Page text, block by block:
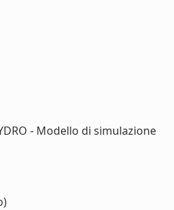
- Modello di simulazione